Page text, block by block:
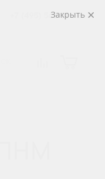
+7 (495) 565 33 72
Закрыть